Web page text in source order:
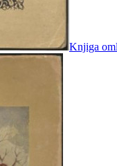
Knjiga